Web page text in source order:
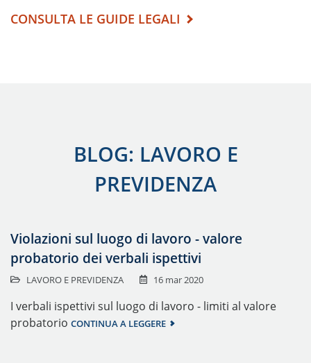
CONSULTA LE GUIDE LEGALI
BLOG: LAVORO E
PREVIDENZA
Violazioni sul luogo di lavoro - valore
probatorio dei verbali ispettivi
LAVORO E PREVIDENZA 16 mar 2020
I verbali ispettivi sul luogo di lavoro - limiti al valore
probatorio CONTINUA A LEGGERE